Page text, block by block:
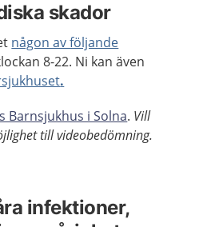
skador
någon av följande
8-22. Ni kan även
.
Barnsjukhus i Solna. Vill
till videobedömning.
infektioner,